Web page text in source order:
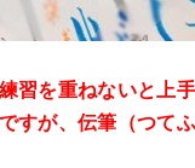
習を重ねないと上
すが、伝筆（つて